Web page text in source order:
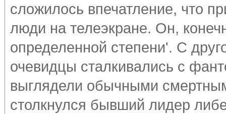
сложилось впечатление, что
люди на телеэкране. Он,
определенной степени'. С
очевидцы сталкивались с
выглядели обычными
столкнулся бывший лидер